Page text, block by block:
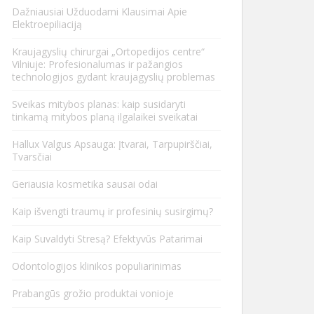
Dažniausiai Užduodami Klausimai Apie
Elektroepiliaciją
Kraujagyslių chirurgai „Ortopedijos centre“
Vilniuje: Profesionalumas ir pažangios
technologijos gydant kraujagyslių problemas
Sveikas mitybos planas: kaip susidaryti
tinkamą mitybos planą ilgalaikei sveikatai
Hallux Valgus Apsauga: Įtvarai, Tarpupirščiai,
Tvarsčiai
Geriausia kosmetika sausai odai
Kaip išvengti traumų ir profesinių susirgimų?
Kaip Suvaldyti Stresą? Efektyvūs Patarimai
Odontologijos klinikos populiarinimas
Prabangūs grožio produktai vonioje